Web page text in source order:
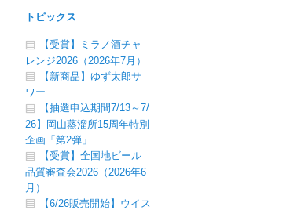
トピックス
【受賞】ミラノ酒チャ
レンジ2026（2026年7月）
【新商品】ゆず太郎サ
ワー
【抽選申込期間7/13～7/
26】岡山蒸溜所15周年特別
企画「第2弾」
【受賞】全国地ビール
品質審査会2026（2026年6
月）
【6/26販売開始】ウイス